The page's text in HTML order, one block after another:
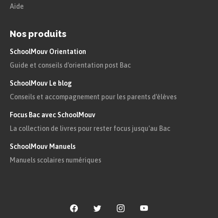
Astuce
Il ne faut pas confondre chaleur et
température :
la chaleur est le transfert de
l’énergie thermique ;
la température est propre à un
L’énergie électrique
Aide
Nos produits
SchoolMouv Orientation
Guide et conseils d'orientation post Bac
SchoolMouv Le blog
Conseils et accompagnement pour les parents d'élèves
Focus Bac avec SchoolMouv
La collection de livres pour rester focus jusqu'au Bac
SchoolMouv Manuels
Manuels scolaires numériques